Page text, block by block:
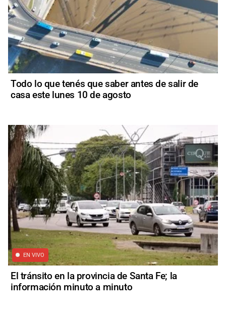
Todo lo que tenés que saber antes de salir de
casa este lunes 10 de agosto
EN VIVO
El tránsito en la provincia de Santa Fe; la
información minuto a minuto